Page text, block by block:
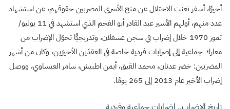
أخيرًا، أسفر تعنت الاحتلال عن منح الأسرى المضربين حقوقهم، عن استشهاد
عدد منهم، أولهم الأسير عبد القادر أبو الفحم الذي استشهد في 11 يوليو/
تموز 1970 خلال إضراب في سجن عسقلان، وتدريجيًّا تحوّل الإضراب من
معارك جماعية إلى إضرابات فردية خاصة في العقدَين الأخيرَين، وكان من أشهر
المضربين: خضر عدنان، محمد القيق، أيمن اطبيش، سامر العيساوي، ووصل
إضراب الأخير عام 2013 إلى 265 يومًا.